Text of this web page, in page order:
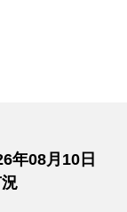
年08月10日